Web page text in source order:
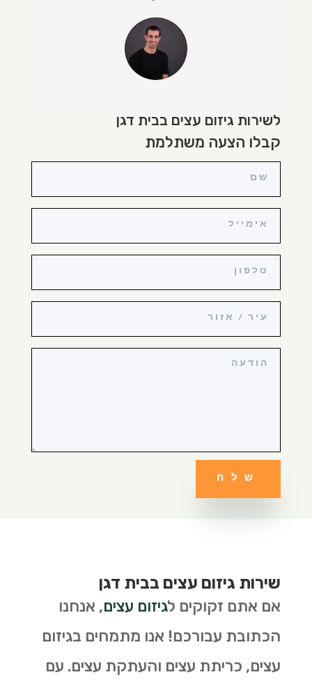
לשירות גיזום עצים בבית דגן
קבלו הצעה משתלמת
שלח
שירות גיזום עצים בבית דגן
אם אתם זקוקים לגיזום עצים, אנחנו
הכתובת עבורכם! אנו מתמחים בגיזום
עצים, כריתת עצים והעתקת עצים. עם